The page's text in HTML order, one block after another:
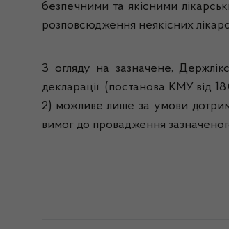
безпечними та якісними
розповсюдження неякісних
З огляду на зазначене,
декларації (постанова КМУ від
2) можливе лише за умови
вимог до провадження